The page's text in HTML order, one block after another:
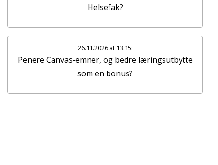
Helsefak?
26.11.2026 at 13.15:
Penere Canvas-emner, og bedre læringsutbytte
som en bonus?